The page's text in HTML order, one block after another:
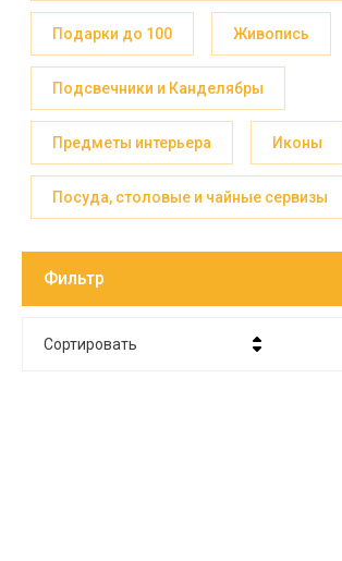
Подарки до 100 Живопись
Подсвечники и Канделябры
Предметы интерьера Иконы
Посуда, столовые и чайные сервизы
Фильтр
Сортировать